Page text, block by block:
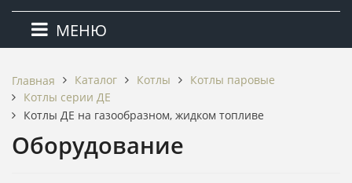
МЕНЮ
Главная Каталог Котлы
Котлы паровые
Котлы серии ДЕ
Котлы ДЕ на газообразном, жидком топливе
Оборудование